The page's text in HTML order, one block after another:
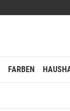
FARBEN